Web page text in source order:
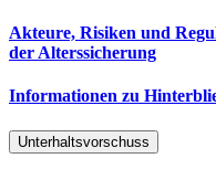
Akteure, Risiken und
der Alterssicherung
Informationen zu
Unterhaltsvorschuss